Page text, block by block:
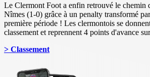
Le Clermont Foot a enfin retrouvé le chemin
Nîmes (1-0) grâce à un penalty transformé
première période ! Les clermontois se
classement et reprennent 4 points d'avance
> Classement